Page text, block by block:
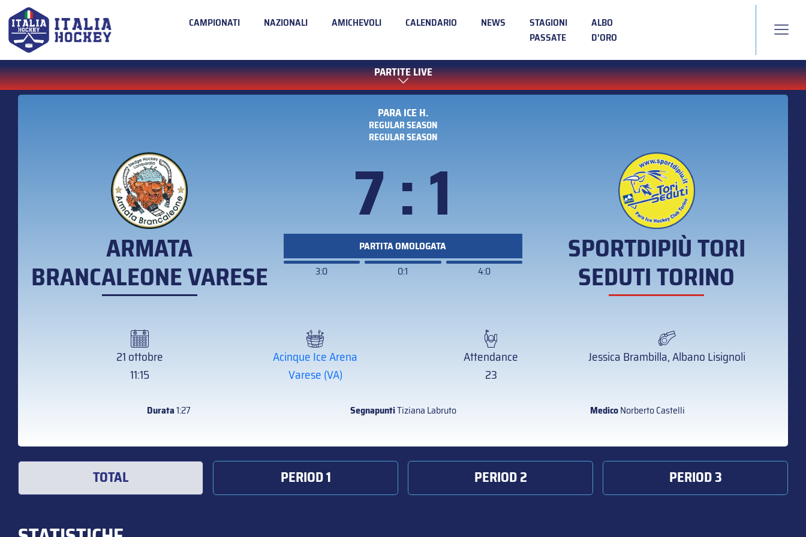
CAMPIONATI NAZIONALI AMICHEVOLI CALENDARIO NEWS
STAGIONI
PASSATE
ALBO
D’ORO
PARTITE LIVE
PARA ICE H.
REGULAR SEASON
REGULAR SEASON
ARMATA
BRANCALEONE VARESE
7 : 1
PARTITA OMOLOGATA
3:0
0:1 4:0
SPORTDIPIÙ TORI
SEDUTI TORINO
21 ottobre
11:15
Acinque Ice Arena
Varese (VA)
Attendance
23
Jessica Brambilla, Albano Lisignoli
Durata1:27 SegnapuntiTiziana Labruto MedicoNorberto Castelli
TOTAL PERIOD 1 PERIOD 2 PERIOD 3